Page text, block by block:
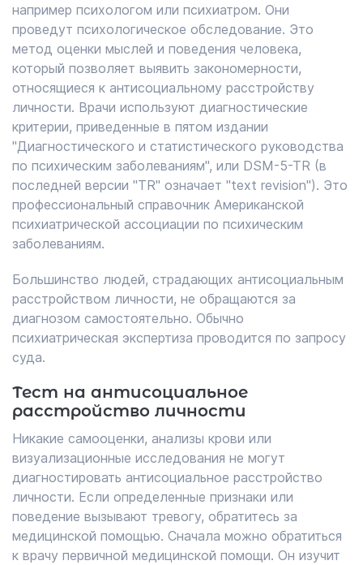
например психологом или психиатром. Они
проведут психологическое обследование. Это
метод оценки мыслей и поведения человека,
который позволяет выявить закономерности,
относящиеся к антисоциальному расстройству
личности. Врачи используют диагностические
критерии, приведенные в пятом издании
"Диагностического и статистического руководства
по психическим заболеваниям", или DSM-5-TR (в
последней версии "TR" означает "text revision"). Это
профессиональный справочник Американской
психиатрической ассоциации по психическим
заболеваниям.
Большинство людей, страдающих антисоциальным
расстройством личности, не обращаются за
диагнозом самостоятельно. Обычно
психиатрическая экспертиза проводится по запросу
суда.
Тест на антисоциальное
расстройство личности
Никакие самооценки, анализы крови или
визуализационные исследования не могут
диагностировать антисоциальное расстройство
личности. Если определенные признаки или
поведение вызывают тревогу, обратитесь за
медицинской помощью. Сначала можно обратиться
к врачу первичной медицинской помощи. Он изучит